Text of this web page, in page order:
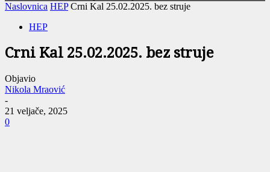
Naslovnica HEP Crni Kal 25.02.2025. bez struje
HEP
Crni Kal 25.02.2025. bez struje
Objavio
Nikola Mraović
-
21 veljače, 2025
0